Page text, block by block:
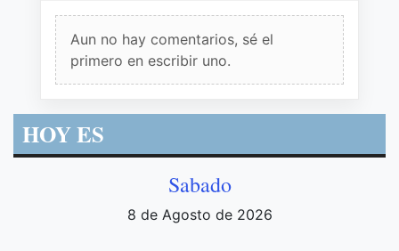
Aun no hay comentarios, sé el
primero en escribir uno.
HOY ES
Sabado
8 de Agosto de 2026